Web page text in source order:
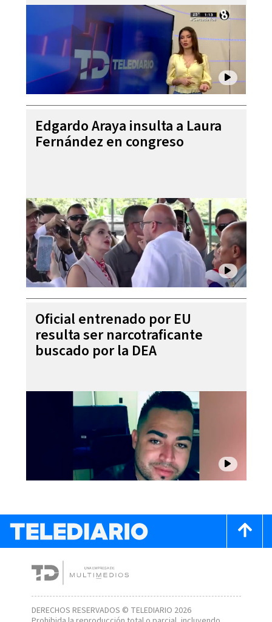
Edgardo Araya insulta a Laura
Fernández en congreso
Oficial entrenado por EU
resulta ser narcotraficante
buscado por la DEA
DERECHOS RESERVADOS © TELEDIARIO 2026